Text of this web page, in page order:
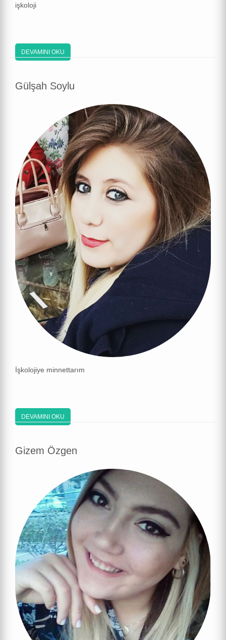
işkoloji
DEVAMINI OKU
Gülşah Soylu
İşkolojiye minnettarım
DEVAMINI OKU
Gizem Özgen